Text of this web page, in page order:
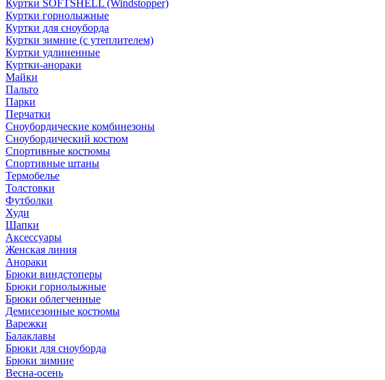
Куртки SOFTSHELL (Windstopper)
Куртки горнолыжные
Куртки для сноуборда
Куртки зимние (с утеплителем)
Куртки удлиненные
Куртки-анораки
Майки
Пальто
Парки
Перчатки
Сноубордические комбинезоны
Сноубордический костюм
Спортивные костюмы
Спортивные штаны
Термобелье
Толстовки
Футболки
Худи
Шапки
Аксессуары
Женская линия
Анораки
Брюки виндстоперы
Брюки горнолыжные
Брюки облегченные
Демисезонные костюмы
Варежки
Балаклавы
Брюки для сноуборда
Брюки зимние
Весна-осень